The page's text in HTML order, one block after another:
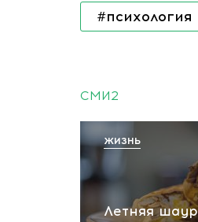
#психология
СМИ2
Летняя
ЖИЗНЬ